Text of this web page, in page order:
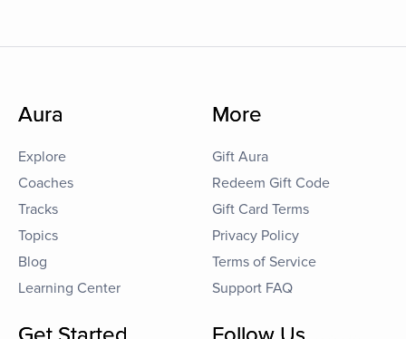
Aura
Explore
Coaches
Tracks
Topics
Blog
Learning Center
More
Gift Aura
Redeem Gift Code
Gift Card Terms
Privacy Policy
Terms of Service
Support FAQ